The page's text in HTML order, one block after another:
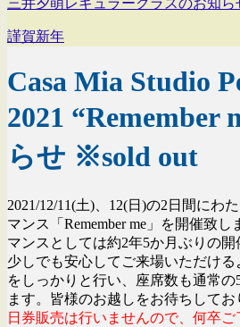
三井夕萌レギュラークラスのお知ら
謹賀新年
Casa Mia Studio
2021 “Remember
らせ ※sold out
2021/12/11(土)、12(日)の2日間にわ
マンス「Remember me」を開催致
マンスとしては約2年5か月ぶりの
少しでも安心してご来場いただけ
をしっかりと行い、座席数も通常
ます。皆様のお越しをお待ちしてお
日券販売は行いませんので、何卒